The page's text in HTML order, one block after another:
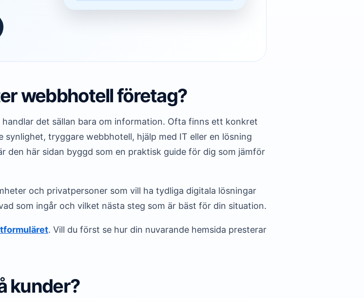
webbhotell företag?
handlar det sällan bara om information. Ofta finns ett konkret
tryggare webbhotell, hjälp med IT eller en lösning
den här sidan byggd som en praktisk guide för dig som jämför
och privatpersoner som vill ha tydliga digitala lösningar
som ingår och vilket nästa steg som är bäst för din situation.
. Vill du först se hur din nuvarande hemsida presterar
kunder?